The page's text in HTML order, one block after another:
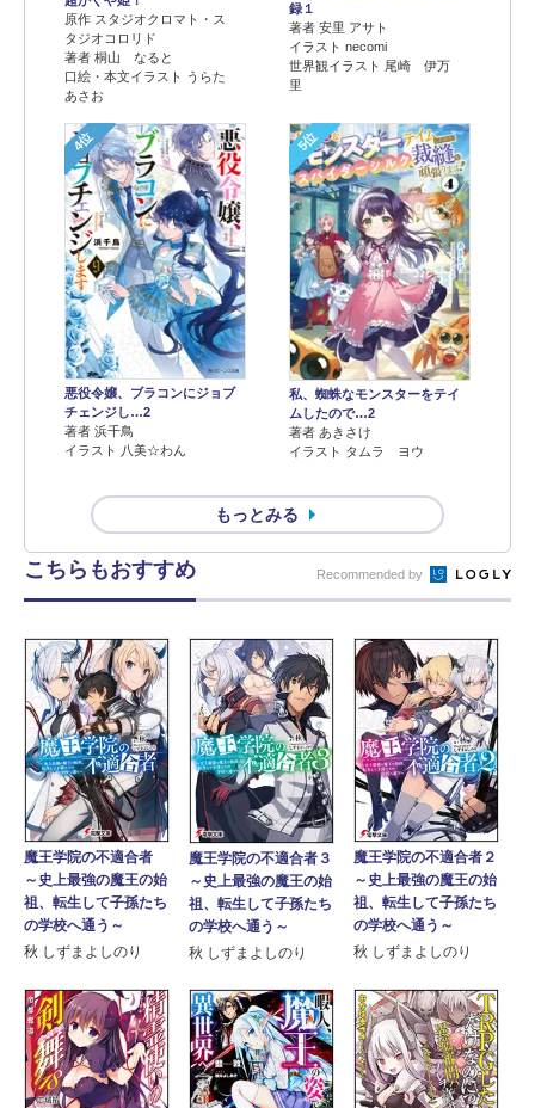
原作 スタジオクロマト・ス
タジオコロリド
著者 桐山 なると
口絵・本文イラスト うらた
あさお
録１
著者 安里 アサト
イラスト necomi
世界観イラスト 尾崎 伊万
里
4位
悪役令嬢、ブラコンにジョブ
チェンジし…2
著者 浜千鳥
イラスト 八美☆わん
5位
私、蜘蛛なモンスターをテイ
ムしたので…2
著者 あきさけ
イラスト タムラ ヨウ
もっとみる
こちらもおすすめ Recommended by
魔王学院の不適合者
～史上最強の魔王の始
祖、転生して子孫たち
の学校へ通う～
秋 しずまよしのり
魔王学院の不適合者３
～史上最強の魔王の始
祖、転生して子孫たち
の学校へ通う～
秋 しずまよしのり
魔王学院の不適合者２
～史上最強の魔王の始
祖、転生して子孫たち
の学校へ通う～
秋 しずまよしのり